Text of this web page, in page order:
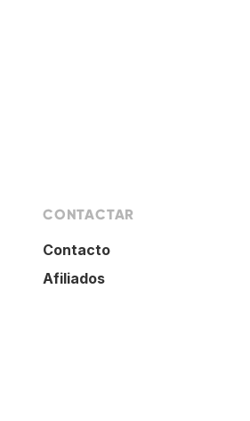
CONTACTAR
Contacto
Afiliados